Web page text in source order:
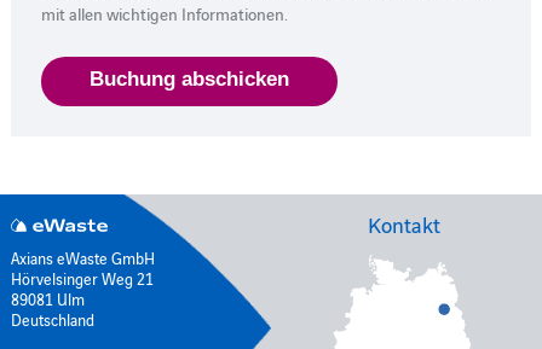
mit allen wichtigen Informationen.
Axians eWaste GmbH
Hörvelsinger Weg 21
89081 Ulm
Deutschland
Kontakt